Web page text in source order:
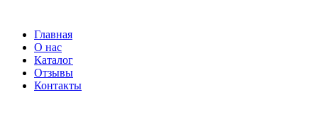
Главная
О нас
Каталог
Отзывы
Контакты